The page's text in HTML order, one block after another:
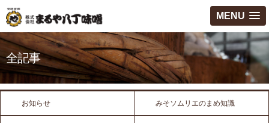
MENU
全記事
お知らせ みそソムリエのまめ知識